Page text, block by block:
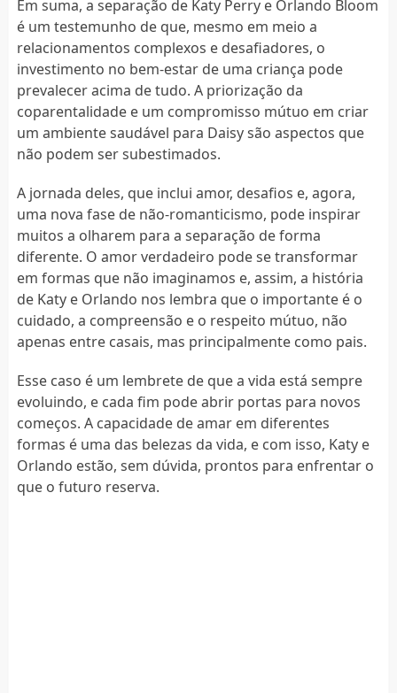
Em suma, a separação de Katy Perry e Orlando Bloom
é um testemunho de que, mesmo em meio a
relacionamentos complexos e desafiadores, o
investimento no bem-estar de uma criança pode
prevalecer acima de tudo. A priorização da
coparentalidade e um compromisso mútuo em criar
um ambiente saudável para Daisy são aspectos que
não podem ser subestimados.
A jornada deles, que inclui amor, desafios e, agora,
uma nova fase de não-romanticismo, pode inspirar
muitos a olharem para a separação de forma
diferente. O amor verdadeiro pode se transformar
em formas que não imaginamos e, assim, a história
de Katy e Orlando nos lembra que o importante é o
cuidado, a compreensão e o respeito mútuo, não
apenas entre casais, mas principalmente como pais.
Esse caso é um lembrete de que a vida está sempre
evoluindo, e cada fim pode abrir portas para novos
começos. A capacidade de amar em diferentes
formas é uma das belezas da vida, e com isso, Katy e
Orlando estão, sem dúvida, prontos para enfrentar o
que o futuro reserva.